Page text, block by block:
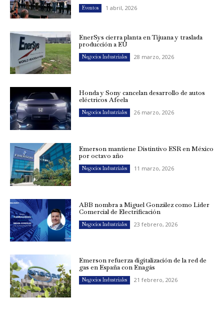
Eventos 1 abril, 2026
EnerSys cierra planta en Tijuana y traslada
producción a EU
Negocios Industriales 28 marzo, 2026
Honda y Sony cancelan desarrollo de autos
eléctricos Afeela
Negocios Industriales 26 marzo, 2026
Emerson mantiene Distintivo ESR en México
por octavo año
Negocios Industriales 11 marzo, 2026
ABB nombra a Miguel González como Líder
Comercial de Electrificación
Negocios Industriales 23 febrero, 2026
Emerson refuerza digitalización de la red de
gas en España con Enagás
Negocios Industriales 21 febrero, 2026